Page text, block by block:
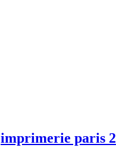
imprimerie paris 2